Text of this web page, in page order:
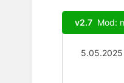
v2.7 Mod: